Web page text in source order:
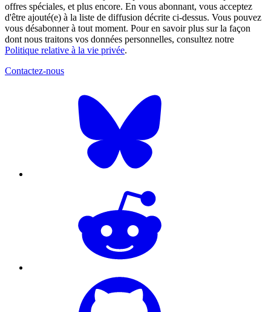
offres spéciales, et plus encore. En vous abonnant, vous acceptez
d'être ajouté(e) à la liste de diffusion décrite ci-dessus. Vous pouvez
vous désabonner à tout moment. Pour en savoir plus sur la façon
dont nous traitons vos données personnelles, consultez notre
Politique relative à la vie privée.
Contactez-nous